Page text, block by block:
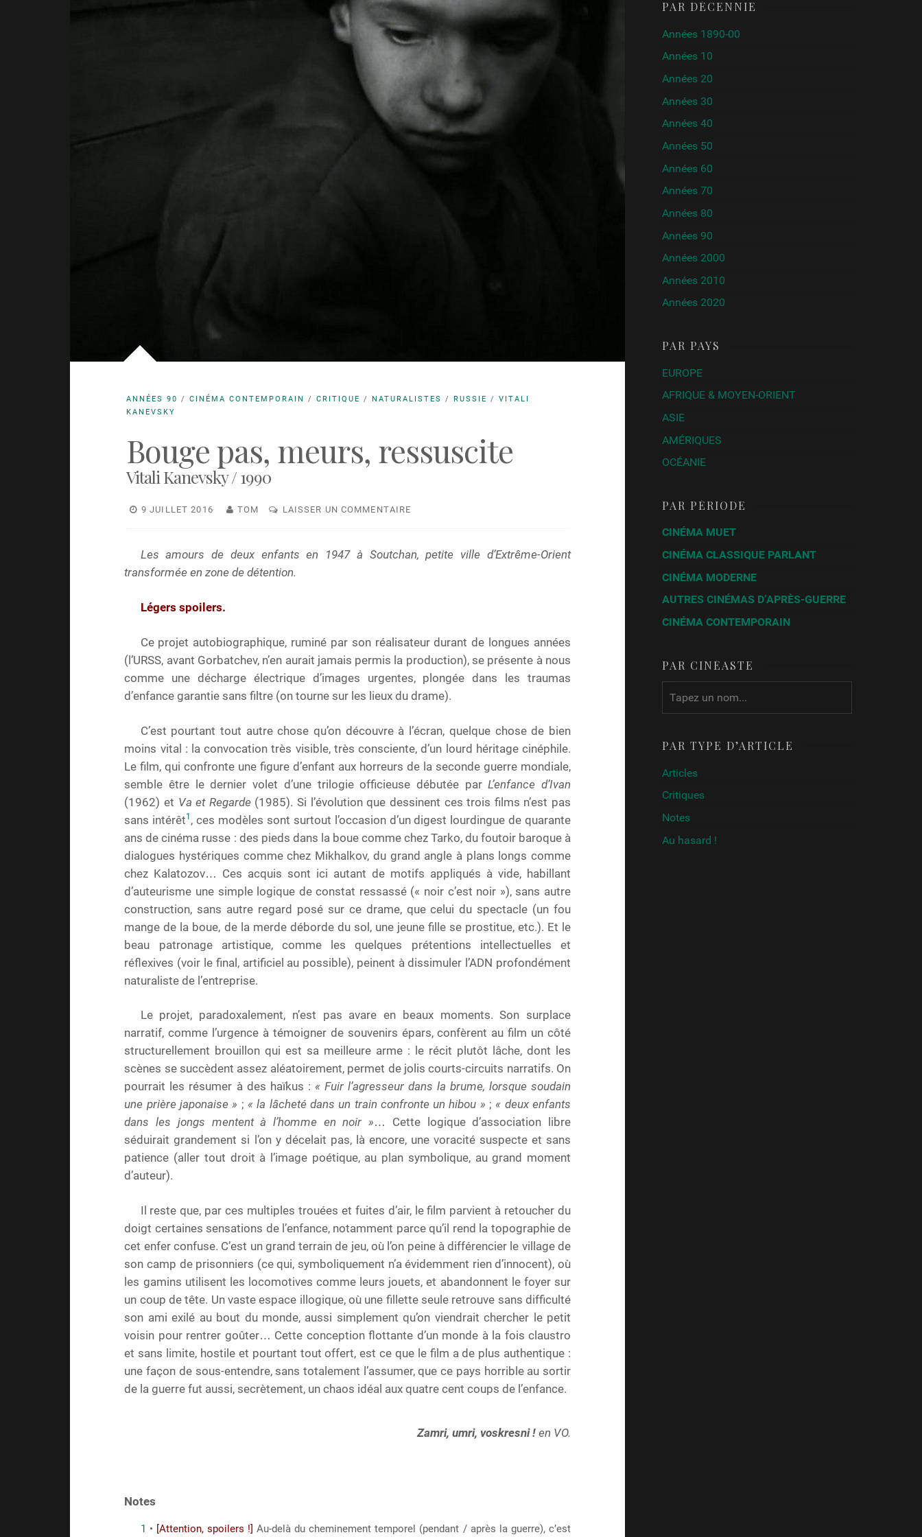
ANNÉES 90 / CINÉMA CONTEMPORAIN / CRITIQUE / NATURALISTES / RUSSIE / VITALI
KANEVSKY
Bouge pas, meurs, ressuscite
Vitali Kanevsky / 1990
9 JUILLET 2016 TOM LAISSER UN COMMENTAIRE
Les amours de deux enfants en 1947 à Soutchan, petite ville d’Extrême-Orient
transformée en zone de détention.
Légers spoilers.
Ce projet autobiographique, ruminé par son réalisateur durant de longues années
(l’URSS, avant Gorbatchev, n’en aurait jamais permis la production), se présente à nous
comme une décharge électrique d’images urgentes, plongée dans les traumas
d’enfance garantie sans filtre (on tourne sur les lieux du drame).
C’est pourtant tout autre chose qu’on découvre à l’écran, quelque chose de bien
moins vital : la convocation très visible, très consciente, d’un lourd héritage cinéphile.
Le film, qui confronte une figure d’enfant aux horreurs de la seconde guerre mondiale,
semble être le dernier volet d’une trilogie officieuse débutée parL’enfance d’Ivan
(1962) et Va et Regarde(1985). Si l’évolution que dessinent ces trois films n’est pas
sans intérêt1 , ces modèles sont surtout l’occasion d’un digest lourdingue de quarante
ans de cinéma russe : des pieds dans la boue comme chez Tarko, du foutoir baroque à
dialogues hystériques comme chez Mikhalkov, du grand angle à plans longs comme
chez Kalatozov… Ces acquis sont ici autant de motifs appliqués à vide, habillant
d’auteurisme une simple logique de constat ressassé (« noir c’est noir »), sans autre
construction, sans autre regard posé sur ce drame, que celui du spectacle (un fou
mange de la boue, de la merde déborde du sol, une jeune fille se prostitue, etc.). Et le
beau patronage artistique, comme les quelques prétentions intellectuelles et
réflexives (voir le final, artificiel au possible), peinent à dissimuler l’ADN profondément
naturaliste de l’entreprise.
Le projet, paradoxalement, n’est pas avare en beaux moments. Son surplace
narratif, comme l’urgence à témoigner de souvenirs épars, confèrent au film un côté
structurellement brouillon qui est sa meilleure arme : le récit plutôt lâche, dont les
scènes se succèdent assez aléatoirement, permet de jolis courts-circuits narratifs. On
pourrait les résumer à des haïkus : « Fuir l’agresseur dans la brume, lorsque soudain
une prière japonaise » ; « la lâcheté dans un train confronte un hibou » ; « deux enfants
dans les jongs mentent à l’homme en noir »… Cette logique d’association libre
séduirait grandement si l’on y décelait pas, là encore, une voracité suspecte et sans
patience (aller tout droit à l’image poétique, au plan symbolique, au grand moment
d’auteur).
Il reste que, par ces multiples trouées et fuites d’air, le film parvient à retoucher du
doigt certaines sensations de l’enfance, notamment parce qu’il rend la topographie de
cet enfer confuse. C’est un grand terrain de jeu, où l’on peine à différencier le village de
son camp de prisonniers (ce qui, symboliquement n’a évidemment rien d’innocent), où
les gamins utilisent les locomotives comme leurs jouets, et abandonnent le foyer sur
un coup de tête. Un vaste espace illogique, où une fillette seule retrouve sans difficulté
son ami exilé au bout du monde, aussi simplement qu’on viendrait chercher le petit
voisin pour rentrer goûter… Cette conception flottante d’un monde à la fois claustro
et sans limite, hostile et pourtant tout offert, est ce que le film a de plus authentique :
une façon de sous-entendre, sans totalement l’assumer, que ce pays horrible au sortir
de la guerre fut aussi, secrètement, un chaos idéal aux quatre cent coups de l’enfance.
Zamri, umri, voskresni ! en VO.
Notes
1 • [Attention, spoilers !] Au-delà du cheminement temporel (pendant / après la guerre), c’est
PAR DÉCENNIE
Années 1890-00
Années 10
Années 20
Années 30
Années 40
Années 50
Années 60
Années 70
Années 80
Années 90
Années 2000
Années 2010
Années 2020
PAR PAYS
EUROPE
AFRIQUE & MOYEN-ORIENT
ASIE
AMÉRIQUES
OCÉANIE
PAR PÉRIODE
CINÉMA MUET
CINÉMA CLASSIQUE PARLANT
CINÉMA MODERNE
AUTRES CINÉMAS D’APRÈS-GUERRE
CINÉMA CONTEMPORAIN
PAR CINÉASTE
PAR TYPE D’ARTICLE
Articles
Critiques
Notes
Au hasard !